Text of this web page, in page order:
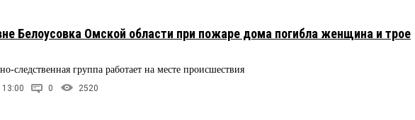
Белоусовка Омской области при пожаре дома погибла женщина и трое
следственная группа работает на месте происшествия
13:00 0 2520